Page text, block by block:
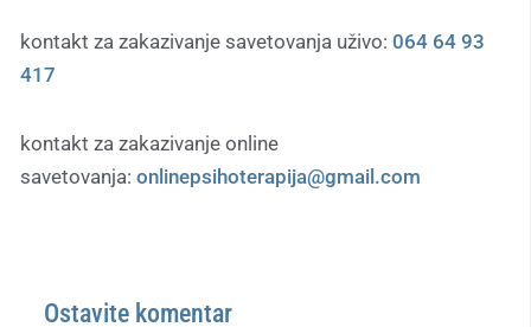
kontakt za zakazivanje savetovanja uživo: 064 64 93
417
kontakt za zakazivanje online
savetovanja: onlinepsihoterapija@gmail.com
Ostavite komentar